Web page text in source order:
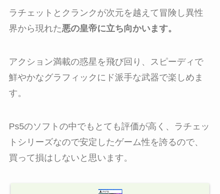
ラチェットとクランクが次元を越えて冒険し異性
界から現れた悪の皇帝に立ち向かいます。
アクション満載の惑星を飛び回り、スピーディで
鮮やかなグラフィックにド派手な武器で楽しめま
す。
Ps5のソフトの中でもとても評価が高く、ラチェッ
トシリーズなので安定したゲーム性を誇るので、
買って損はしないと思います。